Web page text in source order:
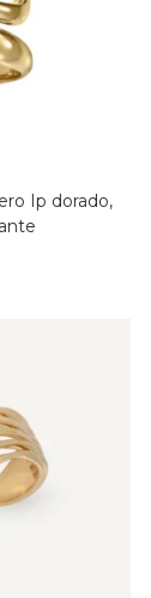
Ip dorado,